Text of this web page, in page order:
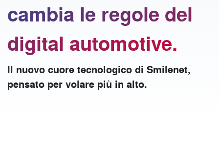
cambia le regole del
digital automotive.
Il nuovo cuore tecnologico di Smilenet,
pensato per volare più in alto.